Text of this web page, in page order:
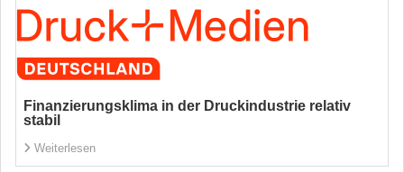
Finanzierungsklima in der Druckindustrie relativ
stabil
Weiterlesen